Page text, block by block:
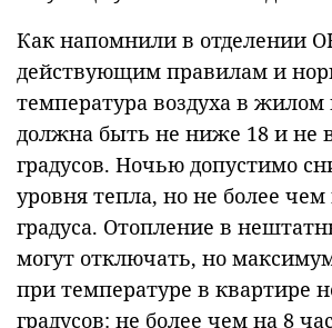
Как напомнили в отделении
действующим правилам и
температура воздуха в
должна быть не ниже 18 и не
градусов. Ночью допустимо
уровня тепла, но не более
градуса. Отопление в
могут отключать, но
при температуре в квартире
градусов: не более чем на 8